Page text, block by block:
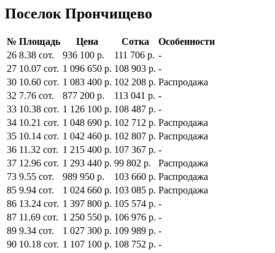
Поселок Прончищево
№ Площадь Цена Сотка
Особенности
26 8.38 сот. 936 100 р. 111 706 р. -
27 10.07 сот. 1 096 650 р. 108 903 р. -
30 10.60 сот. 1 083 400 р. 102 208 р. Распродажа
32 7.76 сот. 877 200 р. 113 041 р. -
33 10.38 сот. 1 126 100 р. 108 487 р. -
34 10.21 сот. 1 048 690 р. 102 712 р. Распродажа
35 10.14 сот. 1 042 460 р. 102 807 р. Распродажа
36 11.32 сот. 1 215 400 р. 107 367 р. -
37 12.96 сот. 1 293 440 р. 99 802 р.
Распродажа
73 9.55 сот. 989 950 р. 103 660 р. Распродажа
85 9.94 сот. 1 024 660 р. 103 085 р. Распродажа
86 13.24 сот. 1 397 800 р. 105 574 р. -
87 11.69 сот. 1 250 550 р. 106 976 р. -
89 9.34 сот. 1 027 300 р. 109 989 р. -
90 10.18 сот. 1 107 100 р. 108 752 р. -